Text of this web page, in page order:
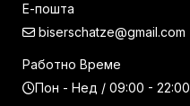
Е-пошта
biserschatze@gmail.com
Работно Време
Пон - Нед / 09:00 - 22:00